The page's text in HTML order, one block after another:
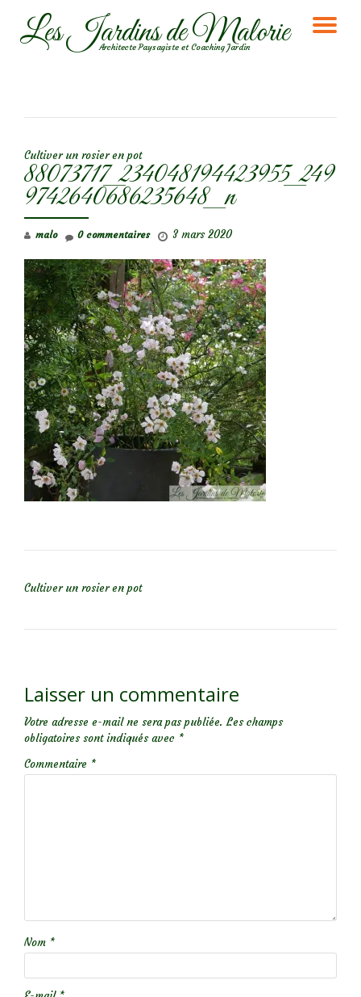
AllerLes Jardins de Malorie
Architecte Paysagiste et Coaching Jardin
Cultiver un rosier en pot
88073717_234048194423955_249
9742640686235648_n
malo 3 mars 2020
0 commentaires
Cultiver un rosier en pot
Laisser un commentaire
Votre adresse e-mail ne sera pas publiée. Les champs
obligatoires sont indiqués avec *
Commentaire *
Nom *